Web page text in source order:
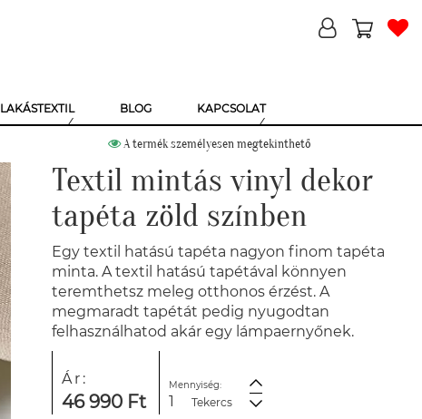
LAKÁSTEXTIL BLOG KAPCSOLAT
A termék személyesen megtekinthető
Textil mintás vinyl dekor
tapéta zöld színben
Egy textil hatású tapéta nagyon finom tapéta
minta. A textil hatású tapétával könnyen
teremthetsz meleg otthonos érzést. A
megmaradt tapétát pedig nyugodtan
felhasználhatod akár egy lámpaernyőnek.
Ár:
46 990 Ft
Mennyiség:
Tekercs